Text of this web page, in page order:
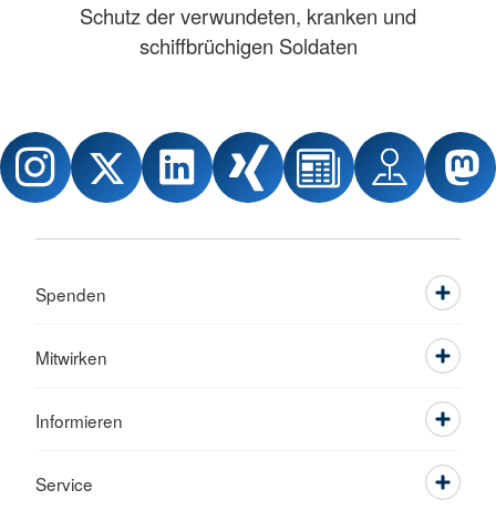
Schutz der verwundeten, kranken und
schiffbrüchigen Soldaten
Spenden
Mitwirken
Informieren
Service